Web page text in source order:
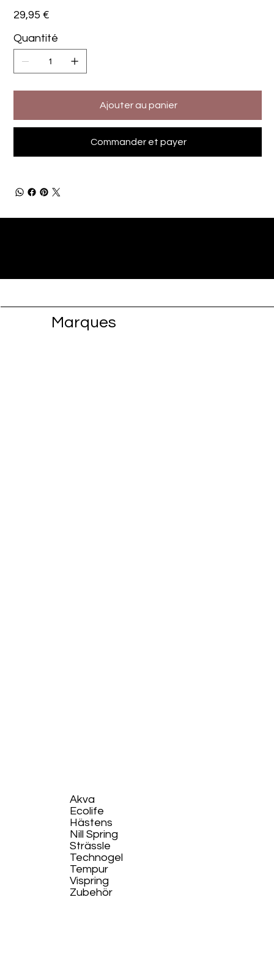
Prix
29,95 €
Quantité
Ajouter au panier
Commander et payer
Marques
Akva
Ecolife​
Hästens
Nill Spring
Strässle
Technogel
Tempur
Vispring
Zubehör